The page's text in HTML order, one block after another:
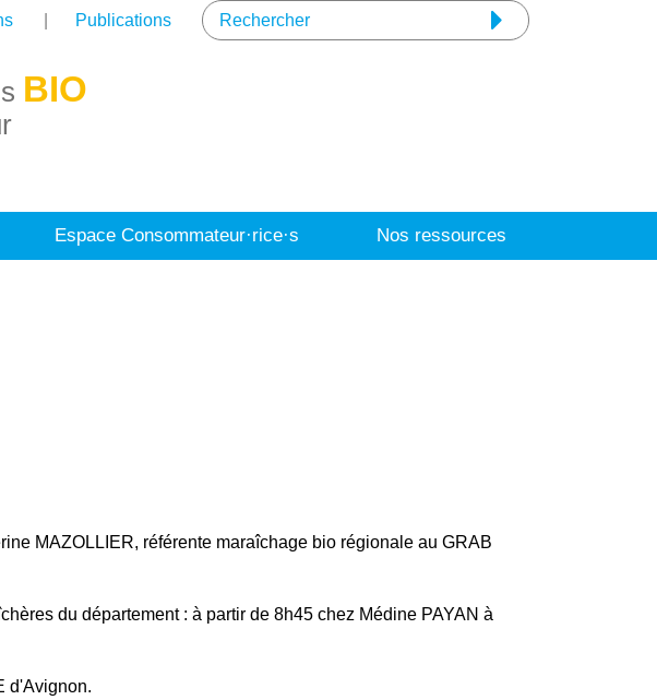
Publications
BIO
Espace Consommateur·rice·s Nos ressources
MAZOLLIER, référente maraîchage bio régionale au GRAB
du département : à partir de 8h45 chez Médine PAYAN à
d'Avignon.